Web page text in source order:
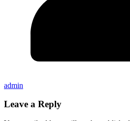
admin
Leave a Reply